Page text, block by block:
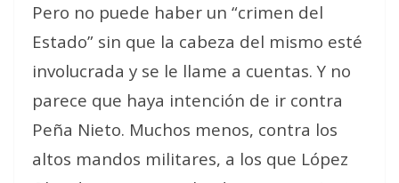
Pero no puede haber un “crimen del
Estado” sin que la cabeza del mismo esté
involucrada y se le llame a cuentas. Y no
parece que haya intención de ir contra
Peña Nieto. Muchos menos, contra los
altos mandos militares, a los que López